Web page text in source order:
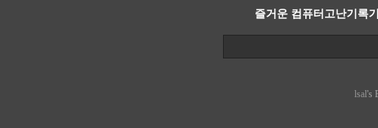
즐거운 컴퓨터고난기록기
lsal's